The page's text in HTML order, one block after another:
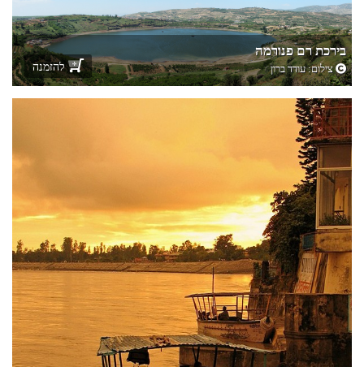
בירכת רם פנורמה
צילום:עודד ברון להזמנה